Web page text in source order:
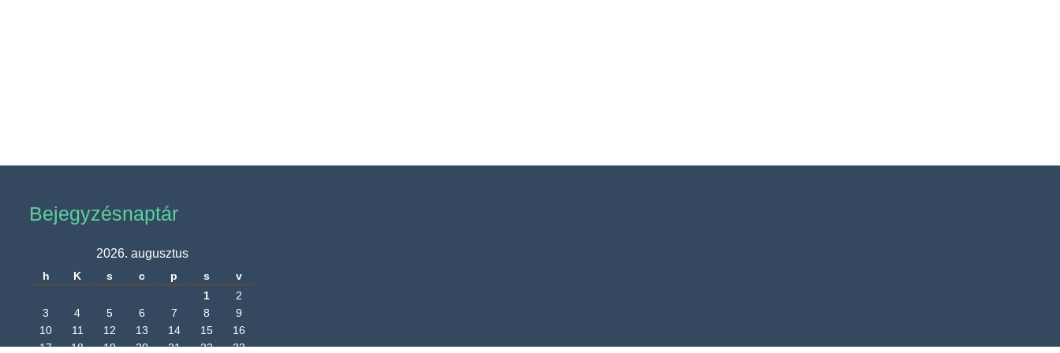
Bejegyzésnaptár
2026. augusztus
h K s c p s
v
1
2
3
4 5 6 7 8
9
10
11 12 13 14 15
16
17
18 19 20 21 22 23